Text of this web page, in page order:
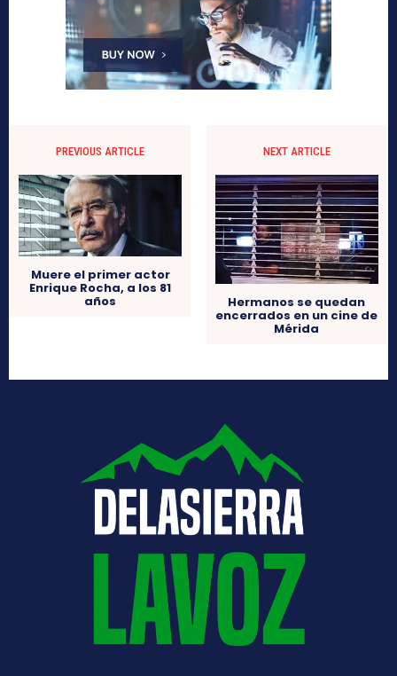
PREVIOUS ARTICLE
Muere el primer actor
Enrique Rocha, a los 81
años
NEXT ARTICLE
Hermanos se quedan
encerrados en un cine de
Mérida